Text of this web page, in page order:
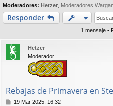
s
Moderadores: Hetzer Moderadores
Responder
1 mensaje •
Hetzer
Moderador
Rebajas de Primavera en
M19 Mar 2025, 16:32